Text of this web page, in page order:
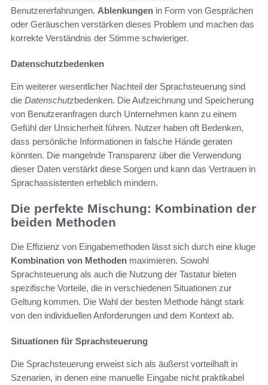
Benutzererfahrungen. Ablenkungen in Form von Gesprächen
oder Geräuschen verstärken dieses Problem und machen das
korrekte Verständnis der Stimme schwieriger.
Datenschutzbedenken
Ein weiterer wesentlicher Nachteil der Sprachsteuerung sind
die Datenschutzbedenken. Die Aufzeichnung und Speicherung
von Benutzeranfragen durch Unternehmen kann zu einem
Gefühl der Unsicherheit führen. Nutzer haben oft Bedenken,
dass persönliche Informationen in falsche Hände geraten
könnten. Die mangelnde Transparenz über die Verwendung
dieser Daten verstärkt diese Sorgen und kann das Vertrauen in
Sprachassistenten erheblich mindern.
Die perfekte Mischung: Kombination der
beiden Methoden
Die Effizienz von Eingabemethoden lässt sich durch eine kluge
Kombination von Methoden maximieren. Sowohl
Sprachsteuerung als auch die Nutzung der Tastatur bieten
spezifische Vorteile, die in verschiedenen Situationen zur
Geltung kommen. Die Wahl der besten Methode hängt stark
von den individuellen Anforderungen und dem Kontext ab.
Situationen für Sprachsteuerung
Die Sprachsteuerung erweist sich als äußerst vorteilhaft in
Szenarien, in denen eine manuelle Eingabe nicht praktikabel